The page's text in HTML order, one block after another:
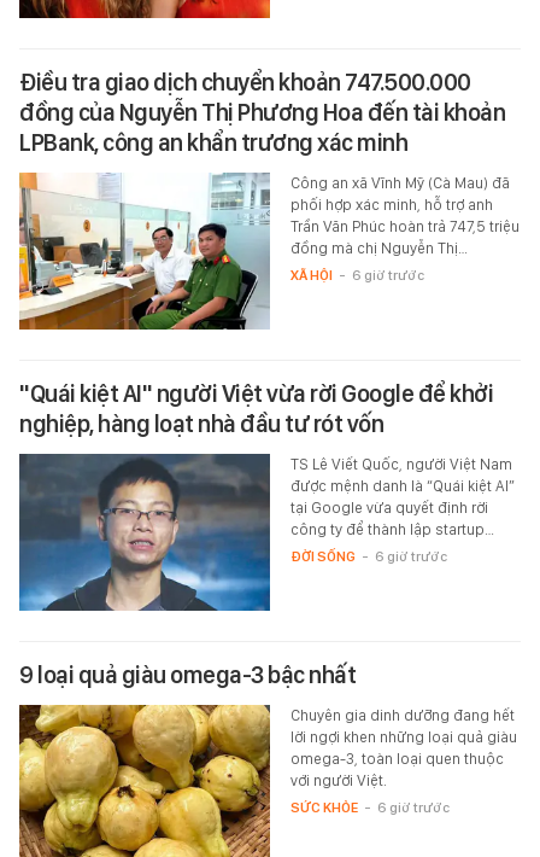
Điều tra giao dịch chuyển khoản 747.500.000
đồng của Nguyễn Thị Phương Hoa đến tài khoản
LPBank, công an khẩn trương xác minh
Công an xã Vĩnh Mỹ (Cà Mau) đã
phối hợp xác minh, hỗ trợ anh
Trần Văn Phúc hoàn trả 747,5 triệu
đồng mà chị Nguyễn Thị…
XÃ HỘI - 6 giờ trước
"Quái kiệt AI" người Việt vừa rời Google để khởi
nghiệp, hàng loạt nhà đầu tư rót vốn
TS Lê Viết Quốc, người Việt Nam
được mệnh danh là “Quái kiệt AI”
tại Google vừa quyết định rời
công ty để thành lập startup…
ĐỜI SỐNG - 6 giờ trước
9 loại quả giàu omega-3 bậc nhất
Chuyên gia dinh dưỡng đang hết
lời ngợi khen những loại quả giàu
omega-3, toàn loại quen thuộc
với người Việt.
SỨC KHỎE - 6 giờ trước